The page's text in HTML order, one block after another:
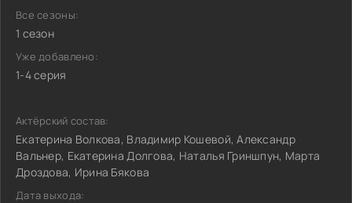
Все сезоны:
1 сезон
Уже добавлено:
1-4 серия
Актёрский состав:
Екатерина Волкова, Владимир Кошевой, Александр
Вальнер, Екатерина Долгова, Наталья Гриншпун, Марта
Дроздова, Ирина Бякова
Дата выхода: